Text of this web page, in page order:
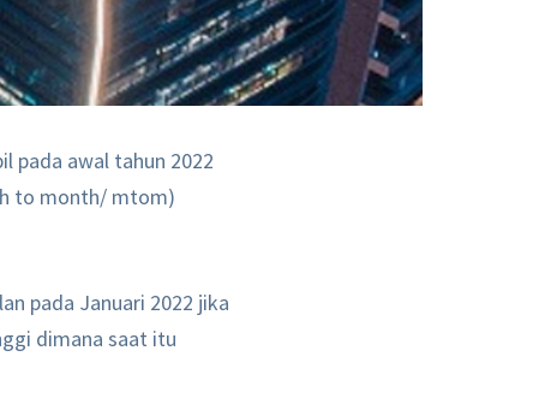
pada awal tahun 2022
to month/ mtom)
pada Januari 2022 jika
dimana saat itu